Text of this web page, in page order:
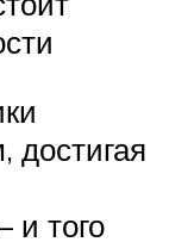
достигая
и того